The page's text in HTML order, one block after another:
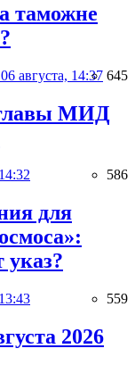
таможне
06 августа, 14:37 645
главы МИД
586
для
указ?
559
2026